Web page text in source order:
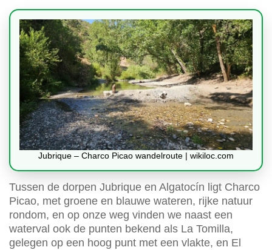
Jubrique – Charco Picao wandelroute | wikiloc.com
Tussen de dorpen Jubrique en Algatocín ligt Charco
Picao, met groene en blauwe wateren, rijke natuur
rondom, en op onze weg vinden we naast een
waterval ook de punten bekend als La Tomilla,
gelegen op een hoog punt met een vlakte, en El